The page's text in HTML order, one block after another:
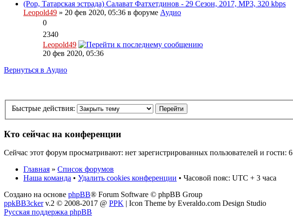
(Pop, Татарская эстрада) Салават Фатхетдинов - 29 Сезон, 2017, MP3, 320 kbps
Leopold49 » 20 фев 2020, 05:36 в форуме Аудио
0
2340
Leopold49
20 фев 2020, 05:36
Вернуться в Аудио
Быстрые действия:
Кто сейчас на конференции
Сейчас этот форум просматривают: нет зарегистрированных пользователей и гости: 6
Главная » Список форумов
Наша команда • Удалить cookies конференции • Часовой пояс: UTC + 3 часа
Создано на основе phpBB® Forum Software © phpBB Group
ppkBB3ckerv.2 © 2008-2017 @ PPK | Icon Theme by Everaldo.com Design Studio
Русская поддержка phpBB